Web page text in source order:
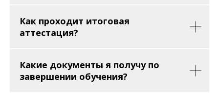
Как проходит итоговая
аттестация?
Какие документы я получу по
завершении обучения?